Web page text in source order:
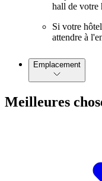
hall de votre
Si votre
attendre à
Emplacement
Meilleures